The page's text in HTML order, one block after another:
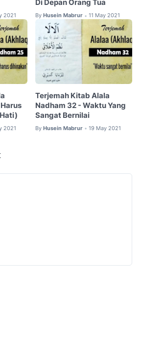
2021
Di Depan Orang Tua
By Husein Mabrur • 11 May 2021
2021
Terjemah Kitab Alala
Nadham 32 - Waktu Yang
Sangat Bernilai
By Husein Mabrur • 19 May 2021